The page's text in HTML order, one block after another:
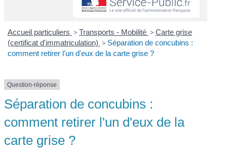
Accueil particuliers > Transports - Mobilité > Carte grise
(certificat d'immatriculation) > Séparation de concubins :
comment retirer l'un d'eux de la carte grise ?
Question-réponse
Séparation de concubins :
comment retirer l'un d'eux de la
carte grise ?